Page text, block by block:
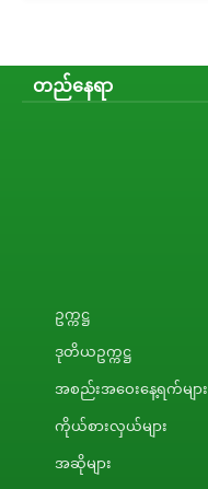
တည်နေရာ
ဥက္ကဋ္ဌ
ဒုတိယဥက္ကဋ္ဌ
အစည်းအဝေးနေ့ရက်များ
ကိုယ်စားလှယ်များ
အဆိုများ